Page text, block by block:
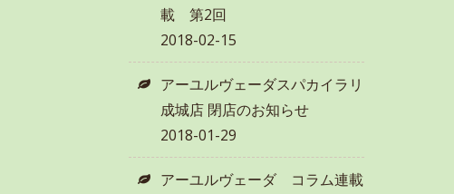
載 第2回
2018-02-15
アーユルヴェーダスパカイラリ
成城店 閉店のお知らせ
2018-01-29
アーユルヴェーダ コラム連載